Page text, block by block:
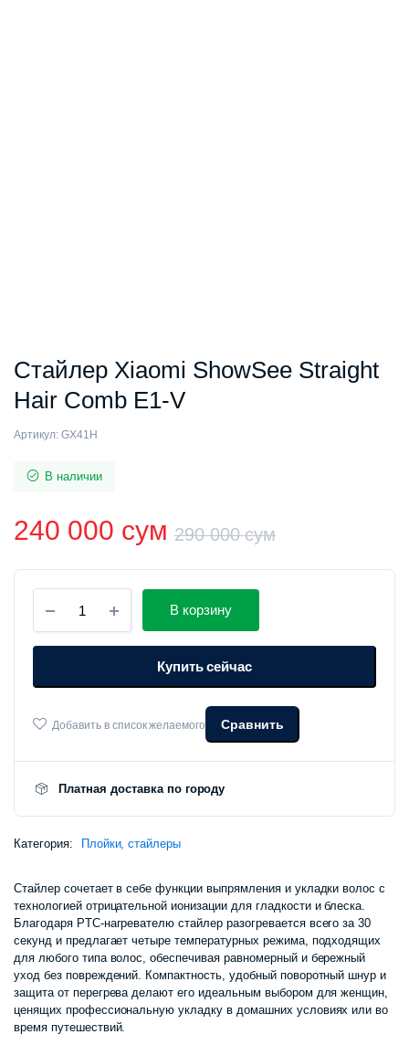
Стайлер Xiaomi ShowSee Straight
Hair Comb E1-V
Артикул: GX41H
В наличии
290 000сум
290
000 сум.
240 000 сум
Текущая
240
000 сум.
Xiaomi
ShowSee
Straight
Comb
V
В корзину
Купить сейчас
Добавить в список желаемого Сравнить
Платная доставка по городу
Категория: Плойки, стайлеры
Стайлер сочетает в себе функции выпрямления и укладки волос с
технологией отрицательной ионизации для гладкости и блеска.
Благодаря PTC-нагревателю стайлер разогревается всего за 30
секунд и предлагает четыре температурных режима, подходящих
для любого типа волос, обеспечивая равномерный и бережный
уход без повреждений. Компактность, удобный поворотный шнур и
защита от перегрева делают его идеальным выбором для женщин,
ценящих профессиональную укладку в домашних условиях или во
время путешествий.